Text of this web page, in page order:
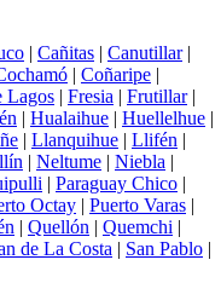
| Cañitas | Canutillar|
| Coñaripe |
Lagos | Fresia | Frutillar|
| Hualaihue | Huellelhue |
| Llanquihue | Llifén |
| Neltume | Niebla |
| Paraguay Chico |
Octay | Puerto Varas |
| Quellón | Quemchi |
de La Costa | San Pablo |